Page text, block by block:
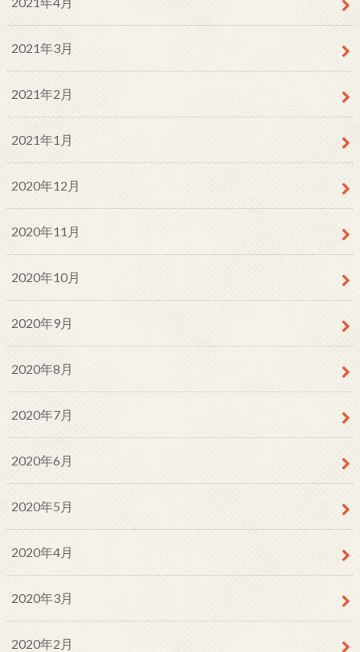
2021年3月
2021年2月
2021年1月
2020年12月
2020年11月
2020年10月
2020年9月
2020年8月
2020年7月
2020年6月
2020年5月
2020年4月
2020年3月
2020年2月